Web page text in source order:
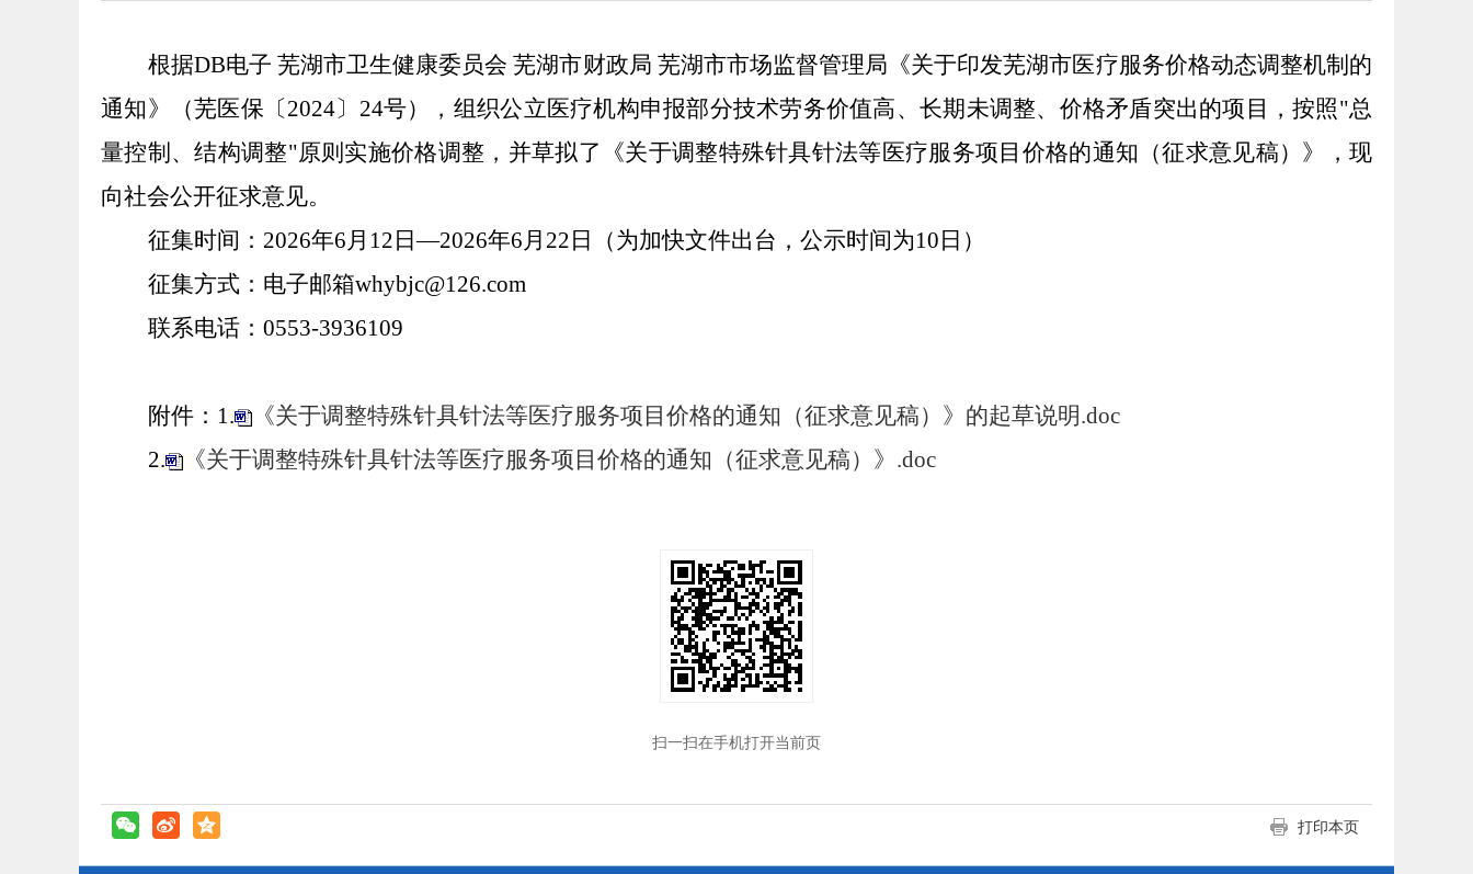
根据DB电子 芜湖市卫生健康委员会 芜湖市财政局 芜湖市市场监督管理局《关于印发芜湖市医疗服务价格动态调整机制的
通知》（芜医保〔 2024〕24号）， 组织公立医疗机构申报部分技术劳务价值高、长期未调整、价格矛盾突出的项目 ，按照"总
量控制、结构调整"原则实施价格调整，并草拟了《关于调整特殊针具针法等医疗服务项目价格的通知（征求意见稿）》，现
向社会公开征求意见。
征集时间： 2026年6月 12 日—2026年6月 22 日 （为加快文件出台，公示时间为10日）
征集方式： 电子邮箱whybjc@126.com
联系电话： 0553-3936109
附件：1.
《关于调整特殊针具针法等医疗服务项目价格的通知（征求意见稿）》的起草说明.doc
2.
《关于调整特殊针具针法等医疗服务项目价格的通知（征求意见稿）》.doc
扫一扫在手机打开当前页
打印本页